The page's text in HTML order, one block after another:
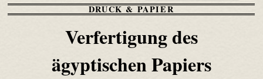
DRUCK & PAPIER
Verfertigung des
ägyptischen Papiers